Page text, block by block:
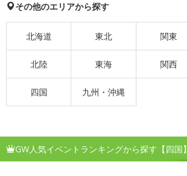
その他のエリアから探す
北海道 東北 関東
北陸 東海 関西
四国 九州・沖縄
GW人気イベントランキングから探す【四国】